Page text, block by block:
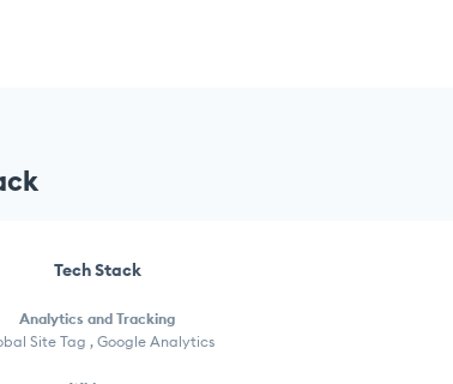
Tech Stack
Analytics and Tracking
Site Tag , Google Analytics